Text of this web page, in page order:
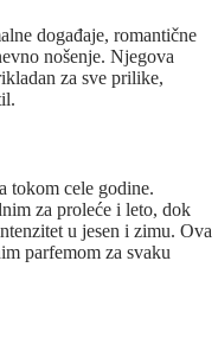
događaje, romantične
nošenje. Njegova
za sve prilike,
tokom cele godine.
za proleće i leto, dok
u jesen i zimu. Ova
parfemom za svaku